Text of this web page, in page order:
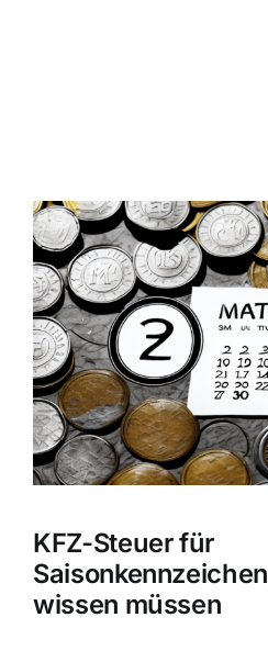
Zeige
grösseres
Bild
KFZ-Steuer für
wissen müssen